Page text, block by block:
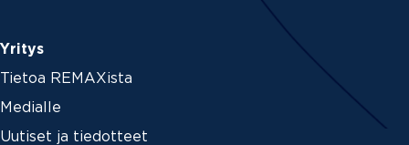
Yritys
Tietoa REMAXista
Medialle
Uutiset ja tiedotteet